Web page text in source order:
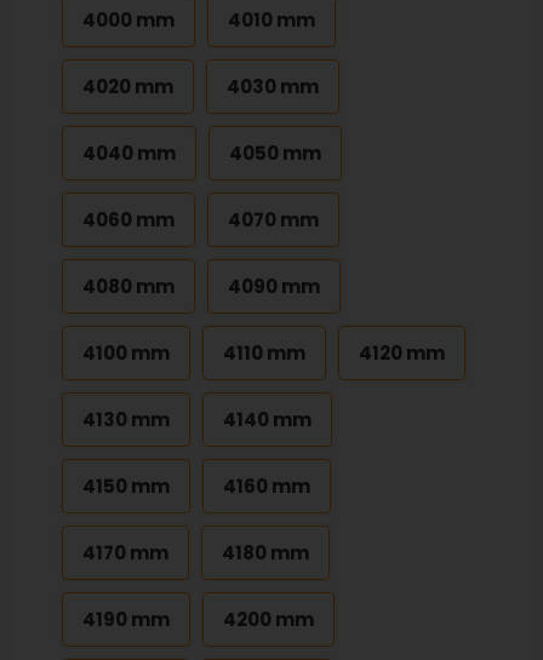
4000 mm 4010 mm
4020 mm 4030 mm
4040 mm 4050 mm
4060 mm 4070 mm
4080 mm 4090 mm
4100 mm 4110 mm 4120 mm
4130 mm 4140 mm
4150 mm 4160 mm
4170 mm 4180 mm
4190 mm 4200 mm